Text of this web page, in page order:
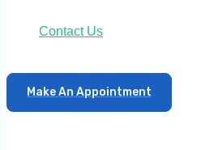
Contact Us
Make An Appointment